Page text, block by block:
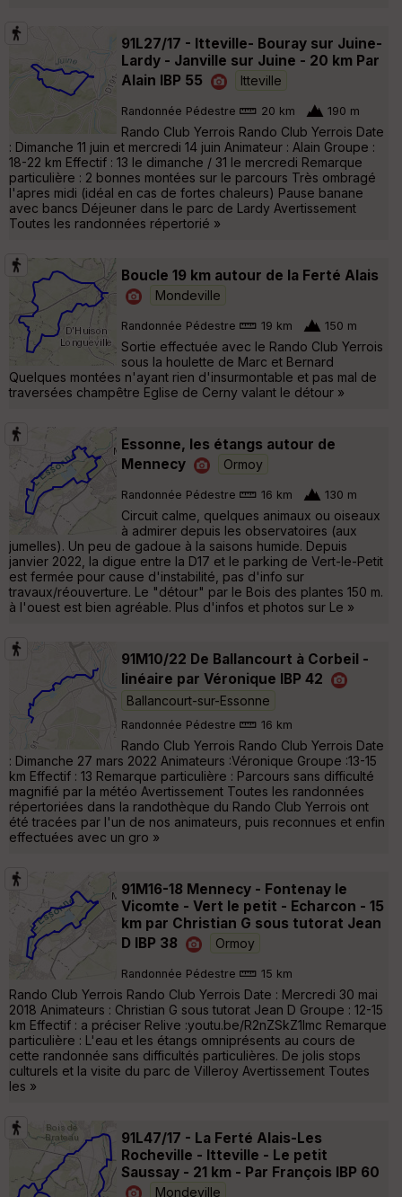
91L27/17 - Itteville- Bouray sur Juine-
Lardy - Janville sur Juine - 20 km Par
Alain IBP 55
Itteville
Randonnée Pédestre 20 km 190 m
Rando Club Yerrois Rando Club Yerrois Date
: Dimanche 11 juin et mercredi 14 juin Animateur : Alain Groupe :
18-22 km Effectif : 13 le dimanche / 31 le mercredi Remarque
particulière : 2 bonnes montées sur le parcours Très ombragé
l'apres midi (idéal en cas de fortes chaleurs) Pause banane
avec bancs Déjeuner dans le parc de Lardy Avertissement
Toutes les randonnées répertorié »
Boucle 19 km autour de la Ferté Alais
Mondeville
Randonnée Pédestre 19 km 150 m
Sortie effectuée avec le Rando Club Yerrois
sous la houlette de Marc et Bernard
Quelques montées n'ayant rien d'insurmontable et pas mal de
traversées champêtre Eglise de Cerny valant le détour »
Essonne, les étangs autour de
Mennecy
Ormoy
Randonnée Pédestre 16 km 130 m
Circuit calme, quelques animaux ou oiseaux
à admirer depuis les observatoires (aux
jumelles). Un peu de gadoue à la saisons humide. Depuis
janvier 2022, la digue entre la D17 et le parking de Vert-le-Petit
est fermée pour cause d'instabilité, pas d'info sur
travaux/réouverture. Le "détour" par le Bois des plantes 150 m.
à l'ouest est bien agréable. Plus d'infos et photos sur Le »
91M10/22 De Ballancourt à Corbeil -
linéaire par Véronique IBP 42
Ballancourt-sur-Essonne
Randonnée Pédestre 16 km
Rando Club Yerrois Rando Club Yerrois Date
: Dimanche 27 mars 2022 Animateurs :Véronique Groupe :13-15
km Effectif : 13 Remarque particulière : Parcours sans difficulté
magnifié par la météo Avertissement Toutes les randonnées
répertoriées dans la randothèque du Rando Club Yerrois ont
été tracées par l'un de nos animateurs, puis reconnues et enfin
effectuées avec un gro »
91M16-18 Mennecy - Fontenay le
Vicomte - Vert le petit - Echarcon - 15
km par Christian G sous tutorat Jean
D IBP 38
Ormoy
Randonnée Pédestre 15 km
Rando Club Yerrois Rando Club Yerrois Date : Mercredi 30 mai
2018 Animateurs : Christian G sous tutorat Jean D Groupe : 12-15
km Effectif : a préciser Relive :youtu.be/R2nZSkZ1lmc Remarque
particulière : L'eau et les étangs omniprésents au cours de
cette randonnée sans difficultés particulières. De jolis stops
culturels et la visite du parc de Villeroy Avertissement Toutes
les »
91L47/17 - La Ferté Alais-Les
Rocheville - Itteville - Le petit
Saussay - 21 km - Par François IBP 60
Mondeville